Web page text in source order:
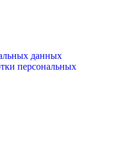
данных
персональных